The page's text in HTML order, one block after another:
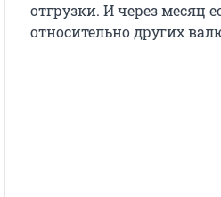
отгрузки. И через месяц
относительно других